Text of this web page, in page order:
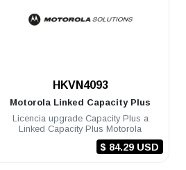
HKVN4093
Motorola Linked Capacity Plus
Licencia upgrade Capacity Plus a
Linked Capacity Plus Motorola
$ 84.29 USD